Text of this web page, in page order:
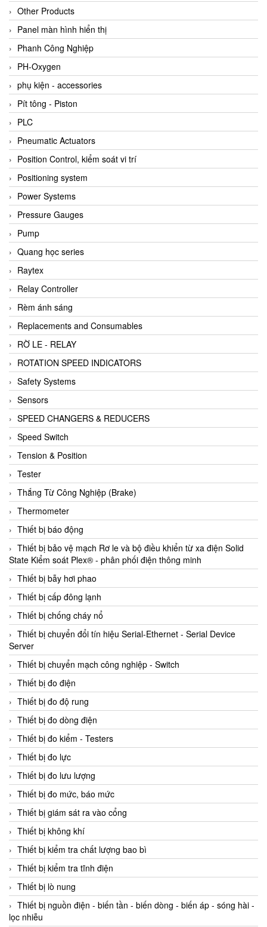
Other Products
Panel màn hình hiển thị
Phanh Công Nghiệp
PH-Oxygen
phụ kiện - accessories
Pít tông - Piston
PLC
Pneumatic Actuators
Position Control, kiểm soát vi trí
Positioning system
Power Systems
Pressure Gauges
Pump
Quang học series
Raytex
Relay Controller
Rèm ánh sáng
Replacements and Consumables
RỜ LE - RELAY
ROTATION SPEED INDICATORS
Safety Systems
Sensors
SPEED CHANGERS & REDUCERS
Speed Switch
Tension & Position
Tester
Thắng Từ Công Nghiệp (Brake)
Thermometer
Thiết bị báo động
Thiết bị bảo vệ mạch Rơ le và bộ điều khiển từ xa điện Solid
State Kiểm soát Plex® - phân phối điện thông minh
Thiết bị bẫy hơi phao
Thiết bị cấp đông lạnh
Thiết bị chống cháy nổ
Thiết bị chuyển đổi tín hiệu Serial-Ethernet - Serial Device
Server
Thiết bị chuyển mạch công nghiệp - Switch
Thiết bị đo điện
Thiết bị đo độ rung
Thiết bị đo dòng điện
Thiết bị đo kiểm - Testers
Thiết bị đo lực
Thiết bị đo lưu lượng
Thiết bị đo mức, báo mức
Thiết bị giám sát ra vào cổng
Thiết bị không khí
Thiết bị kiểm tra chất lượng bao bì
Thiết bị kiểm tra tĩnh điện
Thiết bị lò nung
Thiết bị nguồn điện - biến tần - biến dòng - biến áp - sóng hài -
lọc nhiễu